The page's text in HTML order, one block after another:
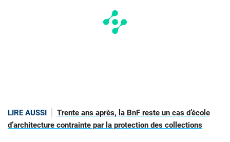
LIRE AUSSI
Trente ans après, la BnF reste un cas d’école
d’architecture contrainte par la protection des collections